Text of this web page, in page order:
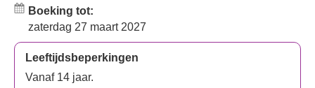
kunstenaars, leven met de harde realiteit van armoede en
de onzichtbare, onvermijdelijke dreiging van hiv/aids. De
La Bohèmeen bevat onvergetelijke liedjes zoals 'Rent',
'La Vie Bohème', 'Take Me or Leave Me' en 'Seasons of
Boeking tot:
zaterdag 27 maart 2027
Leeftijdsbeperkingen
Vanaf 14 jaar.